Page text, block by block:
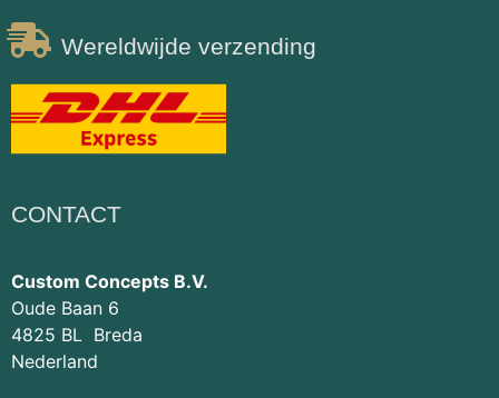
Wereldwijde verzending
CONTACT
Custom Concepts B.V.
Oude Baan 6
4825 BL Breda
Nederland